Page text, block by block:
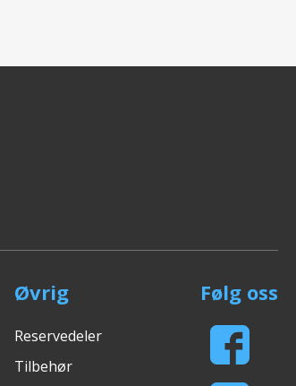
Øvrig
Reservedeler
Tilbehør
Følg oss